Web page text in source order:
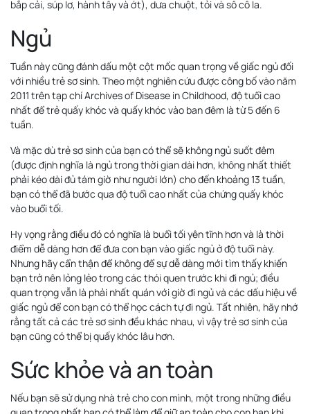
bắp cải, súp lơ, hành tây và ớt), dưa chuột, tỏi và sô cô la.
Ngủ
Tuần này cũng đánh dấu một cột mốc quan trọng về giấc ngủ đối
với nhiều trẻ sơ sinh. Theo một nghiên cứu được công bố vào năm
2011 trên tạp chí Archives of Disease in Childhood, độ tuổi cao
nhất để trẻ quấy khóc và quấy khóc vào ban đêm là từ 5 đến 6
tuần.
Và mặc dù trẻ sơ sinh của bạn có thể sẽ không ngủ suốt đêm
(được định nghĩa là ngủ trong thời gian dài hơn, không nhất thiết
phải kéo dài đủ tám giờ như người lớn) cho đến khoảng 13 tuần,
bạn có thể đã bước qua độ tuổi cao nhất của chứng quấy khóc
vào buổi tối.
Hy vọng rằng điều đó có nghĩa là buổi tối yên tĩnh hơn và là thời
điểm dễ dàng hơn để đưa con bạn vào giấc ngủ ở độ tuổi này.
Nhưng hãy cẩn thận để không để sự dễ dàng mới tìm thấy khiến
bạn trở nên lỏng lẻo trong các thói quen trước khi đi ngủ; điều
quan trọng vẫn là phải nhất quán với giờ đi ngủ và các dấu hiệu về
giấc ngủ để con bạn có thể học cách tự đi ngủ. Tất nhiên, hãy nhớ
rằng tất cả các trẻ sơ sinh đều khác nhau, vì vậy trẻ sơ sinh của
bạn cũng có thể bị quấy khóc lâu hơn.
Sức khỏe và an toàn
Nếu bạn sẽ sử dụng nhà trẻ cho con mình, một trong những điều